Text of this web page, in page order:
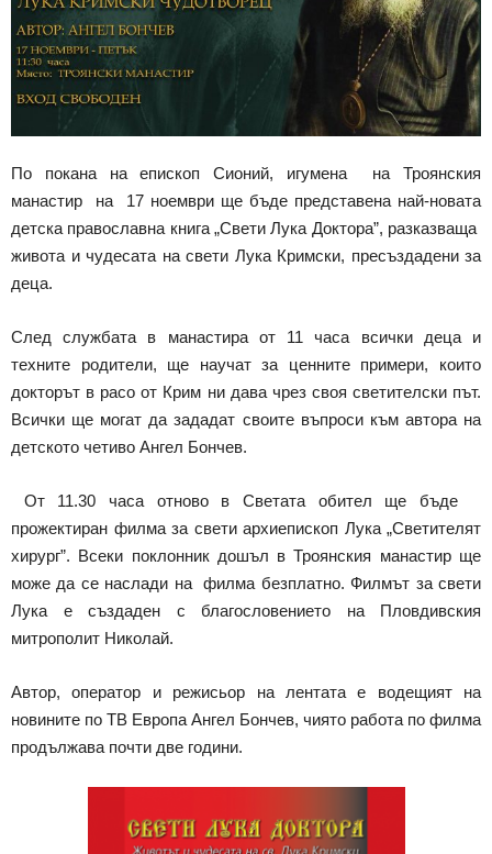
По покана на епископ Сионий, игумена на Троянския
манастир на 17 ноември ще бъде представена най-новата
детска православна книга „Свети Лука Доктора”, разказваща
живота и чудесата на свети Лука Кримски, пресъздадени за
деца.
След службата в манастира от 11 часа всички деца и
техните родители, ще научат за ценните примери, които
докторът в расо от Крим ни дава чрез своя светителски път.
Всички ще могат да зададат своите въпроси към автора на
детското четиво Ангел Бончев.
От 11.30 часа отново в Светата обител ще бъде
прожектиран филма за свети архиепископ Лука „Светителят
хирург”. Всеки поклонник дошъл в Троянския манастир ще
може да се наслади на филма безплатно. Филмът за свети
Лука е създаден с благословението на Пловдивския
митрополит Николай.
Автор, оператор и режисьор на лентата е водещият на
новините по ТВ Европа Ангел Бончев, чиято работа по филма
продължава почти две години.